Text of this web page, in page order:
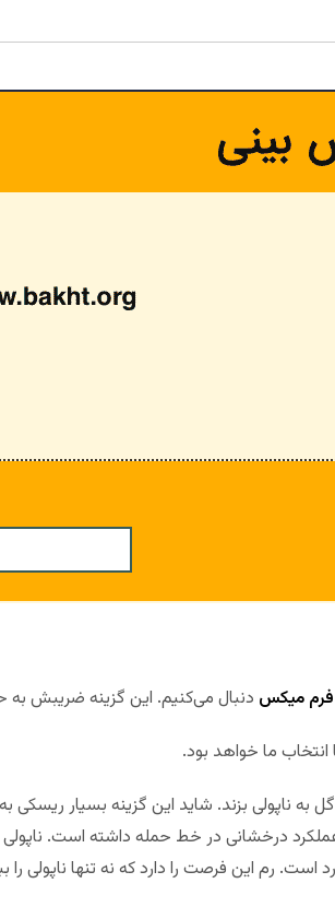
فرم میکس دنبال می‌کنیم. این گزینه ضریبش
انتخاب ما خواهد بود.
انتظار داریم که آاس رم حداقل ۲ گل به ناپولی بزند. شاید این
درخشانی در خط حمله داشته است.
را دارد که نه تنها ناپولی را ببرد، بلکه حداقل ۲ گل به